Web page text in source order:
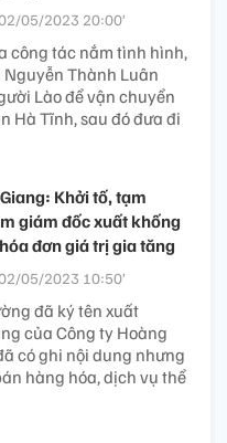
05/2023 20:00’
công tác nắm tình hình,
Thành Luân
Lào để vận chuyển
Hà Tĩnh, sau đó đưa đi
Khởi tố, tạm
giám đốc xuất khống
đơn giá trị gia tăng
05/2023 10:50’
đã ký tên xuất
của Công ty Hoàng
có ghi nội dung nhưng
hàng hóa, dịch vụ thể